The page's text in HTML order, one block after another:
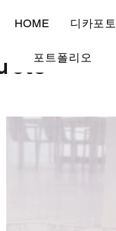
HOME 디카포토
포트폴리오